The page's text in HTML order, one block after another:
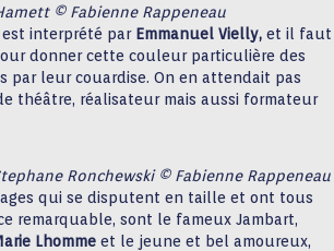
© Fabienne Rappeneau
est interprété par Emmanuel Vielly, et il faut
donner cette couleur particulière des
par leur couardise. On en attendait pas
théâtre, réalisateur mais aussi formateur
Ronchewski © Fabienne Rappeneau
qui se disputent en taille et ont tous
remarquable, sont le fameux Jambart,
Lhomme et le jeune et bel amoureux,